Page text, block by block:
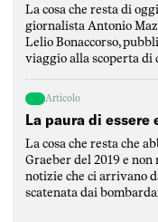
La cosa che resta di
giornalista Antonio
Lelio Bonaccorso,
viaggio alla scoperta di
Sicilia. L’inchiesta è
Articolo
La paura di essere
La cosa che resta che
Graeber del 2019 e
notizie che ci arrivano
scatenata dai